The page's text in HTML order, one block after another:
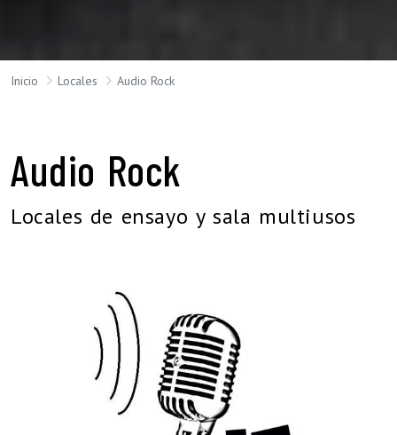
Inicio Locales Audio Rock
Audio Rock
Locales de ensayo y sala multiusos